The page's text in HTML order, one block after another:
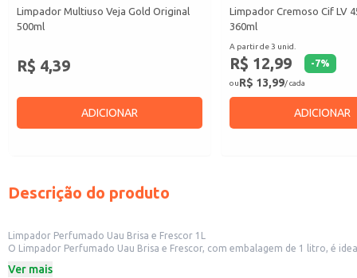
Limpador Multiuso Veja Gold Original
500ml
R$ 4,39
ADICIONAR
Limpador Cremoso Cif LV
360ml
A partir de 3 unid.
R$ 12,99 -7%
ouR$ 13,99/ cada
ADICIONAR
Descrição do produto
Limpador Perfumado Uau Brisa e Frescor 1L
O Limpador Perfumado Uau Brisa e Frescor, com embalagem de 1 litro, é
Este produto é indicado para uso em residências, pequenos comércios e
Ver mais